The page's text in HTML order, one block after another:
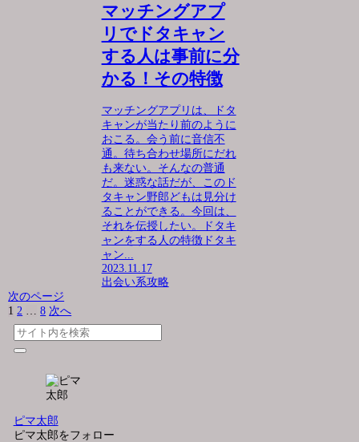
マッチングアプ
リでドタキャン
する人は事前に分
かる！その特徴
マッチングアプリは、ドタ
キャンが当たり前のように
おこる。会う前に音信不
通。待ち合わせ場所にだれ
も来ない。そんなの普通
だ。迷惑な話だが、このド
タキャン野郎どもは見分け
ることができる。今回は、
それを伝授したい。ドタキ
ャンをする人の特徴ドタキ
ャン...
2023.11.17
出会い系攻略
次のページ
1 2 … 8 次へ
ピマ太郎
ピマ太郎をフォロー